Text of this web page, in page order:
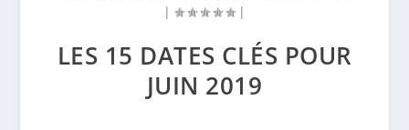
|
|
LES 15 DATES CLÉS POUR
JUIN 2019